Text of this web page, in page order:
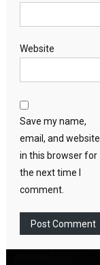
Website
Save my name,
email, and website
in this browser for
the next time I
comment.